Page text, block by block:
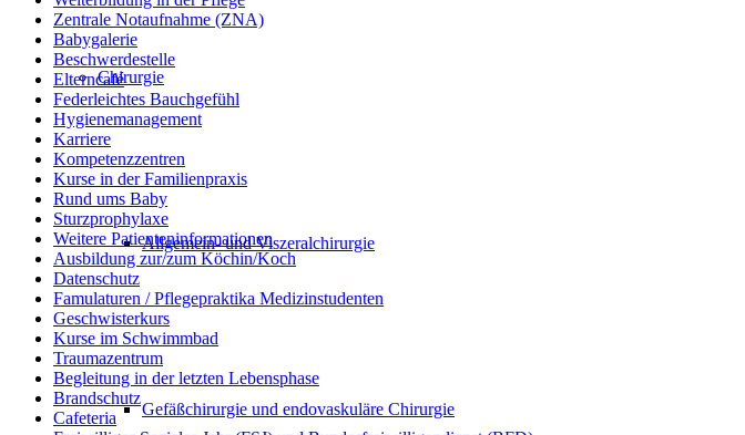
Chirurgie
Allgemein- und Viszeralchirurgie
Gefäßchirurgie und endovaskuläre Chirurgie
Zentrale Notaufnahme (ZNA)
Babygalerie
Beschwerdestelle
Elterncafé
Federleichtes Bauchgefühl
Hygienemanagement
Karriere
Kompetenzzentren
Kurse in der Familienpraxis
Rund ums Baby
Sturzprophylaxe
Weitere Patienteninformationen
Ausbildung zur/zum Köchin/Koch
Datenschutz
Famulaturen / Pflegepraktika Medizinstudenten
Geschwisterkurs
Kurse im Schwimmbad
Traumazentrum
Begleitung in der letzten Lebensphase
Brandschutz
Cafeteria